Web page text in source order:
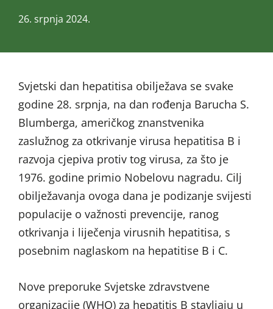
26. srpnja 2024.
Svjetski dan hepatitisa obilježava se svake
godine 28. srpnja, na dan rođenja Barucha S.
Blumberga, američkog znanstvenika
zaslužnog za otkrivanje virusa hepatitisa B i
razvoja cjepiva protiv tog virusa, za što je
1976. godine primio Nobelovu nagradu. Cilj
obilježavanja ovoga dana je podizanje svijesti
populacije o važnosti prevencije, ranog
otkrivanja i liječenja virusnih hepatitisa, s
posebnim naglaskom na hepatitise B i C.
Nove preporuke Svjetske zdravstvene
organizacije (WHO) za hepatitis B stavljaju u